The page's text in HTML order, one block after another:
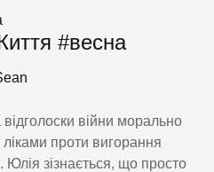
#весна
війни морально
проти вигорання
Юлія зізнається, що просто